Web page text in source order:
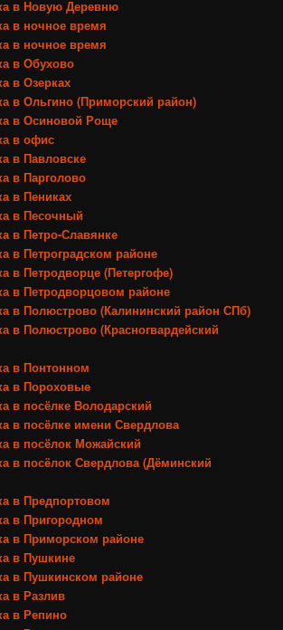
в Новую Деревню
в ночное время
в ночное время
в Обухово
в Озерках
в Ольгино (Приморский район)
в Осиновой Роще
в офис
в Павловске
в Парголово
в Пениках
в Песочный
в Петро-Славянке
в Петроградском районе
в Петродворце (Петергофе)
в Петродворцовом районе
в Полюстрово (Калининский район СПб)
в Полюстрово (Красногвардейский
в Понтонном
в Пороховые
в посёлке Володарский
в посёлке имени Свердлова
в посёлок Можайский
в посёлок Свердлова (Дёминский
в Предпортовом
в Пригородном
в Приморском районе
в Пушкине
в Пушкинском районе
в Разлив
в Репино